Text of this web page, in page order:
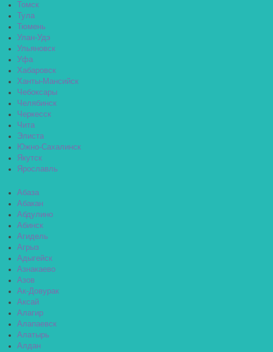
Томск
Тула
Тюмень
Улан-Удэ
Ульяновск
Уфа
Хабаровск
Ханты-Мансийск
Чебоксары
Челябинск
Черкесск
Чита
Элиста
Южно-Сахалинск
Якутск
Ярославль
Абаза
Абакан
Абдулино
Абинск
Агидель
Агрыз
Адыгейск
Азнакаево
Азов
Ак-Довурак
Аксай
Алагир
Алапаевск
Алатырь
Алдан